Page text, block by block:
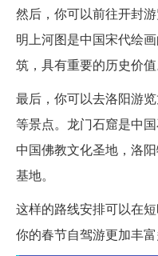
然后，你可以前往开封
明上河图是中国宋代绘
筑，具有重要的历史价值
最后，你可以去洛阳游
等景点。龙门石窟是中
中国佛教文化圣地，洛
基地。
这样的路线安排可以在
你的春节自驾游更加丰富